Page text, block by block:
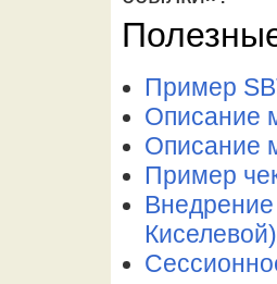
Пример
Описание
Описание
Пример
Киселевой)